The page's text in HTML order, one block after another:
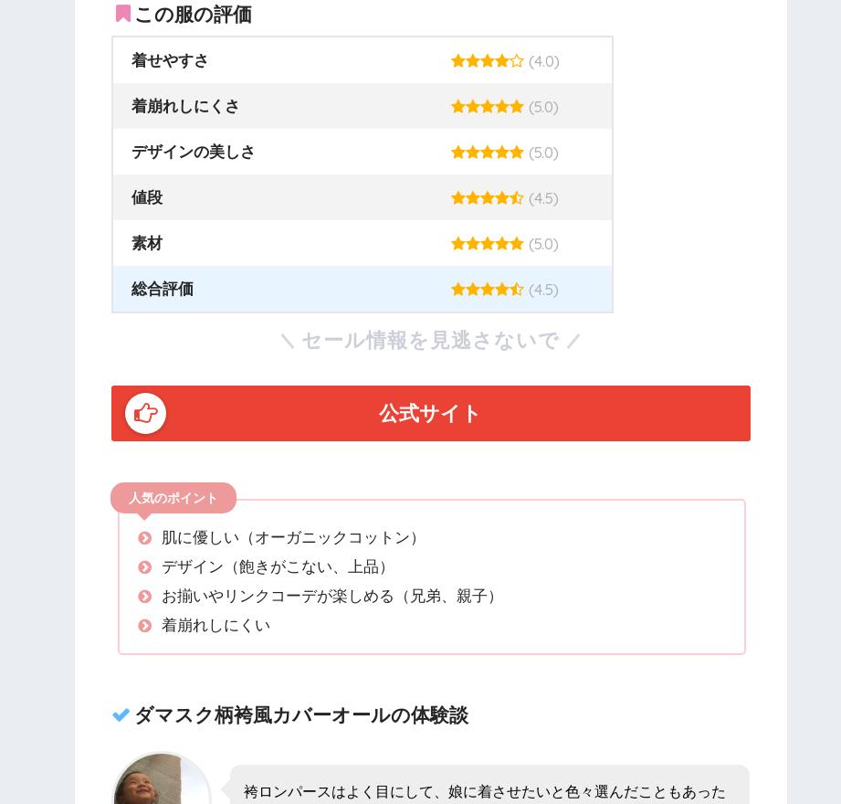
この服の評価
着せやすさ (4.0)
着崩れしにくさ (5.0)
デザインの美しさ (5.0)
値段 (4.5)
素材 (5.0)
総合評価 (4.5)
セール情報を見逃さないで
公式サイト
人気のポイント
肌に優しい（オーガニックコットン）
デザイン（飽きがこない、上品）
お揃いやリンクコーデが楽しめる（兄弟、親子）
着崩れしにくい
ダマスク柄袴風カバーオールの体験談
袴ロンパースはよく目にして、娘に着させたいと色々選んだこともあった